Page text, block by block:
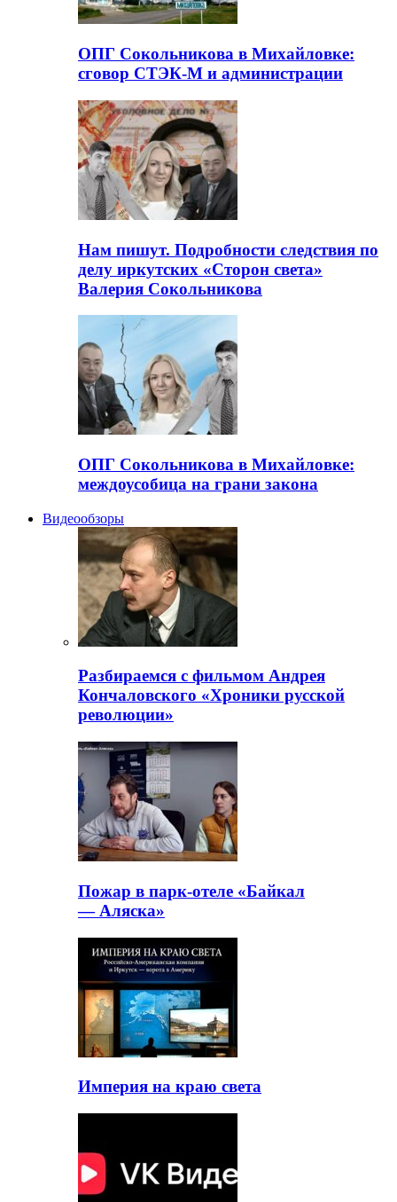
ОПГ Сокольникова в Михайловке:
сговор СТЭК-М и администрации
Нам пишут. Подробности следствия по
делу иркутских «Сторон света»
Валерия Сокольникова
ОПГ Сокольникова в Михайловке:
междоусобица на грани закона
Видеообзоры
Разбираемся с фильмом Андрея
Кончаловского «Хроники русской
революции»
Пожар в парк-отеле «Байкал
— Аляска»
Империя на краю света